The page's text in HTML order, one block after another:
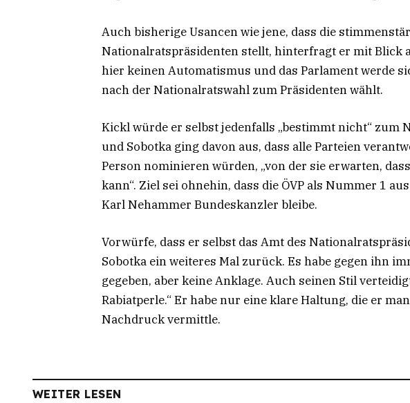
Auch bisherige Usancen wie jene, dass die
Nationalratspräsidenten stellt, hinterfragt er mit Blick
hier keinen Automatismus und das Parlament werde
nach der Nationalratswahl zum Präsidenten wählt.
Kickl würde er selbst jedenfalls „bestimmt nicht“ zum
und Sobotka ging davon aus, dass alle Parteien
Person nominieren würden, „von der sie erwarten,
kann“. Ziel sei ohnehin, dass die ÖVP als Nummer 1
Karl Nehammer Bundeskanzler bleibe.
Vorwürfe, dass er selbst das Amt des
Sobotka ein weiteres Mal zurück. Es habe gegen ihn
gegeben, aber keine Anklage. Auch seinen Stil
Rabiatperle.“ Er habe nur eine klare Haltung, die er
Nachdruck vermittle.
WEITER LESEN